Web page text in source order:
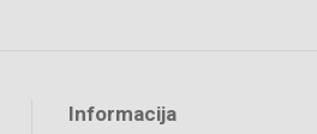
Informacija